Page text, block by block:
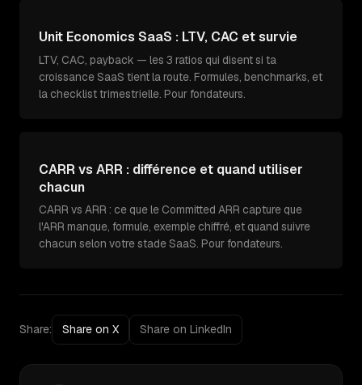
Unit Economics SaaS : LTV, CAC et survie
LTV, CAC, payback — les 3 ratios qui disent si ta
croissance SaaS tient la route. Formules, benchmarks, et
la checklist trimestrielle. Pour fondateurs.
CARR vs ARR : différence et quand utiliser
chacun
CARR vs ARR : ce que le Committed ARR capture que
l'ARR manque, formule, exemple chiffré, et quand suivre
chacun selon votre stade SaaS. Pour fondateurs.
Share: Share on X Share on LinkedIn